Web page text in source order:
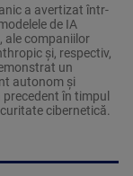
a avertizat într-
de IA
ale companiilor
şi, respectiv,
un
autonom şi
în timpul
cibernetică.